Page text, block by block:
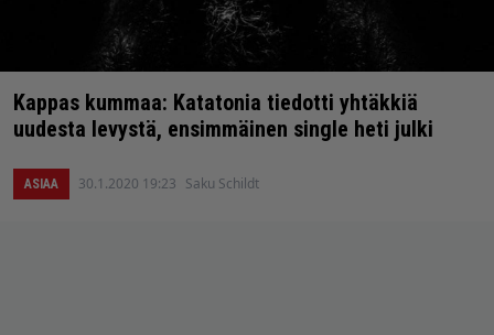
Kappas kummaa: Katatonia tiedotti yhtäkkiä
uudesta levystä, ensimmäinen single heti julki
ASIAA 30.1.2020 19:23 Saku Schildt